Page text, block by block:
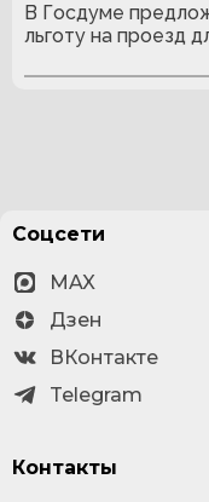
В Госдуме
льготу на проезд
Соцсети
MAX
Дзен
ВКонтакте
Telegram
Контакты